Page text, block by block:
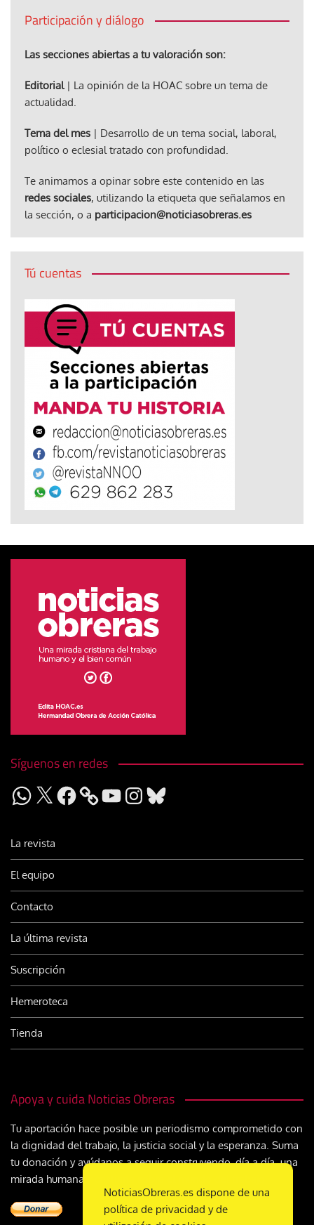
Participación y diálogo
Las secciones abiertas a tu valoración son:
Editorial| La opinión de la HOAC sobre un tema de
actualidad.
Tema del mes | Desarrollo de un tema social, laboral,
político o eclesial tratado con profundidad.
Te animamos a opinar sobre este contenido en las
redes sociales, utilizando la etiqueta que señalamos en
la sección, o a participacion@noticiasobreras.es
Tú cuentas
Síguenos en redes
WhatsApp
X Facebook YouTubeInstagram
Bluesky
La revista
El equipo
Contacto
La última revista
Suscripción
Hemeroteca
Tienda
Apoya y cuida Noticias Obreras
Tu aportación hace posible un periodismo comprometido con
la dignidad del trabajo, la justicia social y la esperanza. Suma
tu donación y ayúdanos a seguir construyendo, día a día, una
mirada humana y cristiana sobre el mundo del trabajo
NoticiasObreras.es dispone de una
política de privacidad y de